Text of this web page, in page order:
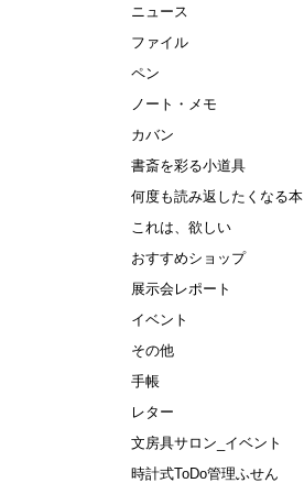
ニュース
ファイル
ペン
ノート・メモ
カバン
書斎を彩る小道具
何度も読み返したくなる本
これは、欲しい
おすすめショップ
展示会レポート
イベント
その他
手帳
レター
文房具サロン_イベント
時計式ToDo管理ふせん